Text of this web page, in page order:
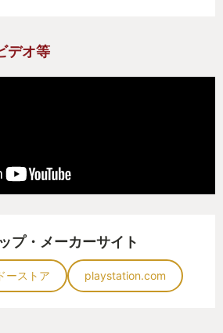
デオ等
プ・メーカーサイト
ーストア playstation.com